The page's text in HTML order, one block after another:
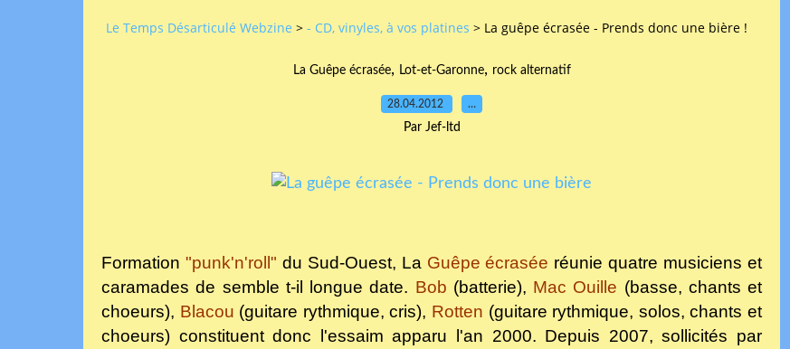
Le Temps Désarticulé Webzine > - CD, vinyles, à vos platines > La guêpe écrasée - Prends donc une bière !
La Guêpe écrasée, Lot-et-Garonne, rock alternatif
28.04.2012 …
Par Jef-ltd
Formation "punk'n'roll" du Sud-Ouest, La Guêpe écrasée réunie quatre musiciens et
caramades de semble t-il longue date. Bob (batterie), Mac Ouille (basse, chants et
choeurs), Blacou (guitare rythmique, cris), Rotten (guitare rythmique, solos, chants et
choeurs) constituent donc l'essaim apparu l'an 2000. Depuis 2007, sollicités par